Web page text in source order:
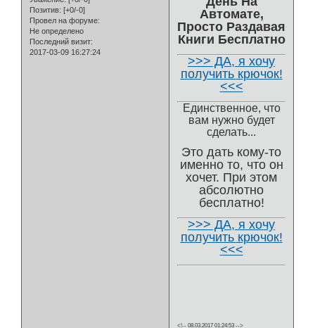
Позитив: [+0/-0]
Провел на форуме:
Не определено
Последний визит:
2017-03-09 16:27:24
Автомате,
Просто Раздавая
Книги Бесплатно
>>> ДА, я хочу
получить крючок!
<<<
Единственное, что
вам нужно будет
сделать...
Это дать кому-то
именно то, что он
хочет. При этом
абсолютно
бесплатно!
>>> ДА, я хочу
получить крючок!
<<<
<!-- 08.03.2017 01:24:53 -->